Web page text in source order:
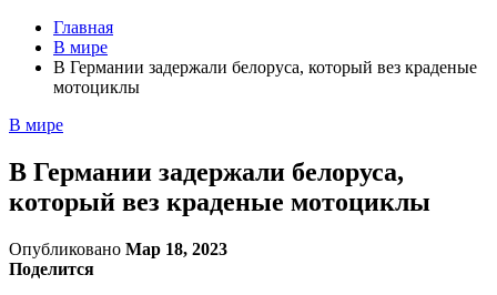
Главная
В мире
В Германии задержали белоруса, который вез краденые
мотоциклы
В мире
В Германии задержали белоруса,
который вез краденые мотоциклы
Опубликовано Мар 18, 2023
Поделится